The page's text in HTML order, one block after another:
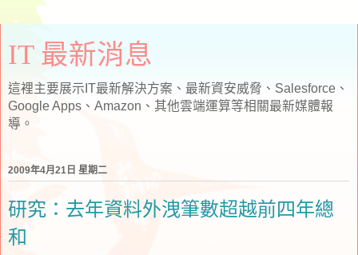
IT 最新消息
這裡主要展示IT最新解決方案、最新資安威脅、Salesforce、
Google Apps、Amazon、其他雲端運算等相關最新媒體報
導。
2009年4月21日 星期二
研究：去年資料外洩筆數超越前四年總
和